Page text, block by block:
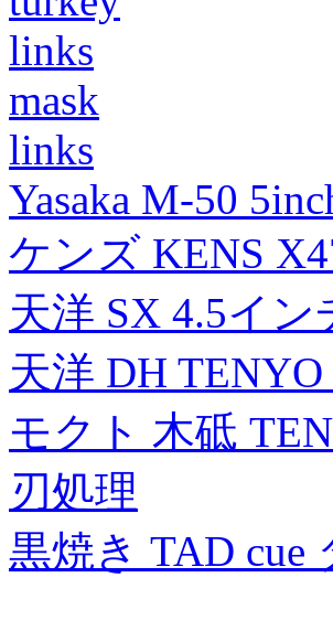
links
mask
links
Yasaka M-50
ケンズ KENS
天洋 SX 4.5イ
天洋 DH TENYO
モクト 木砥
刃処理
黒焼き TAD cue